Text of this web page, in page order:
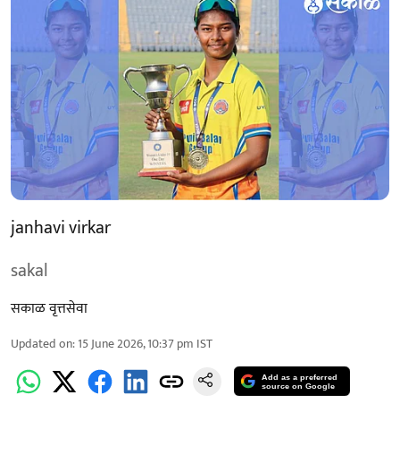
janhavi virkar
sakal
सकाळ वृत्तसेवा
Updated on:15 June 2026, 10:37 pm IST
Add as a preferred
source on Google